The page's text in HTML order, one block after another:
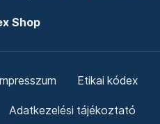
Shop
Etikai kódex
Adatkezelési tájékoztató